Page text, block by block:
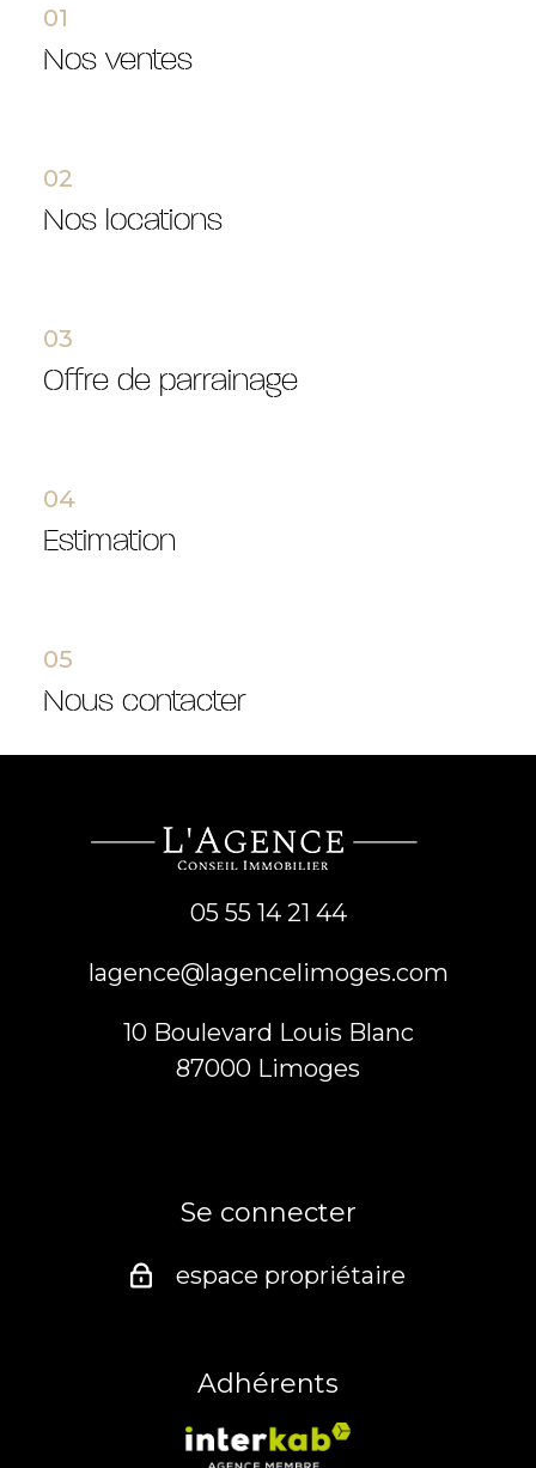
01
nos ventes
02
nos locations
03
offre de parrainage
04
estimation
05
nous contacter
05 55 14 21 44
lagence@lagencelimoges.com
10 Boulevard Louis Blanc
87000
limoges
Se connecter
espace propriétaire
Adhérents